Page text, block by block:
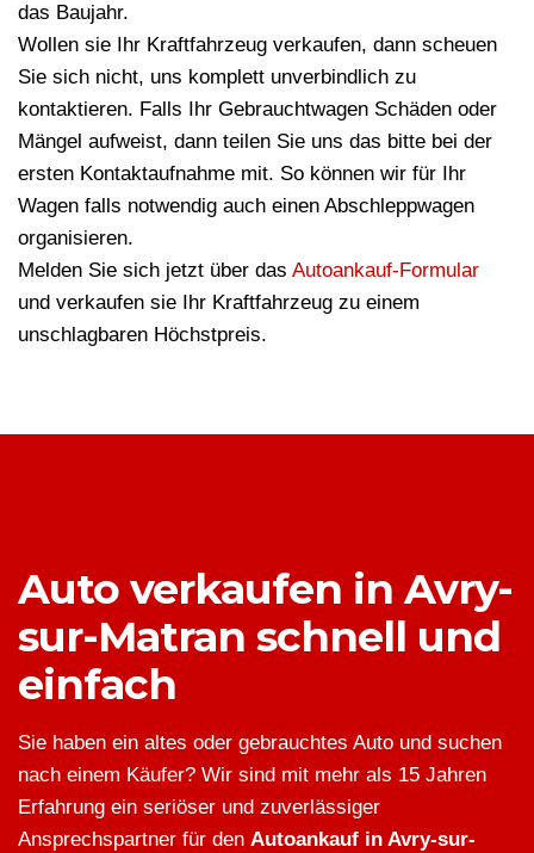
das Baujahr.
Wollen sie Ihr Kraftfahrzeug verkaufen, dann scheuen
Sie sich nicht, uns komplett unverbindlich zu
kontaktieren. Falls Ihr Gebrauchtwagen Schäden oder
Mängel aufweist, dann teilen Sie uns das bitte bei der
ersten Kontaktaufnahme mit. So können wir für Ihr
Wagen falls notwendig auch einen Abschleppwagen
organisieren.
Melden Sie sich jetzt über das Autoankauf-Formular
und verkaufen sie Ihr Kraftfahrzeug zu einem
unschlagbaren Höchstpreis.
Auto verkaufen in Avry-
sur-Matran schnell und
einfach
Sie haben ein altes oder gebrauchtes Auto und suchen
nach einem Käufer? Wir sind mit mehr als 15 Jahren
Erfahrung ein seriöser und zuverlässiger
Ansprechspartner für den Autoankauf in Avry-sur-